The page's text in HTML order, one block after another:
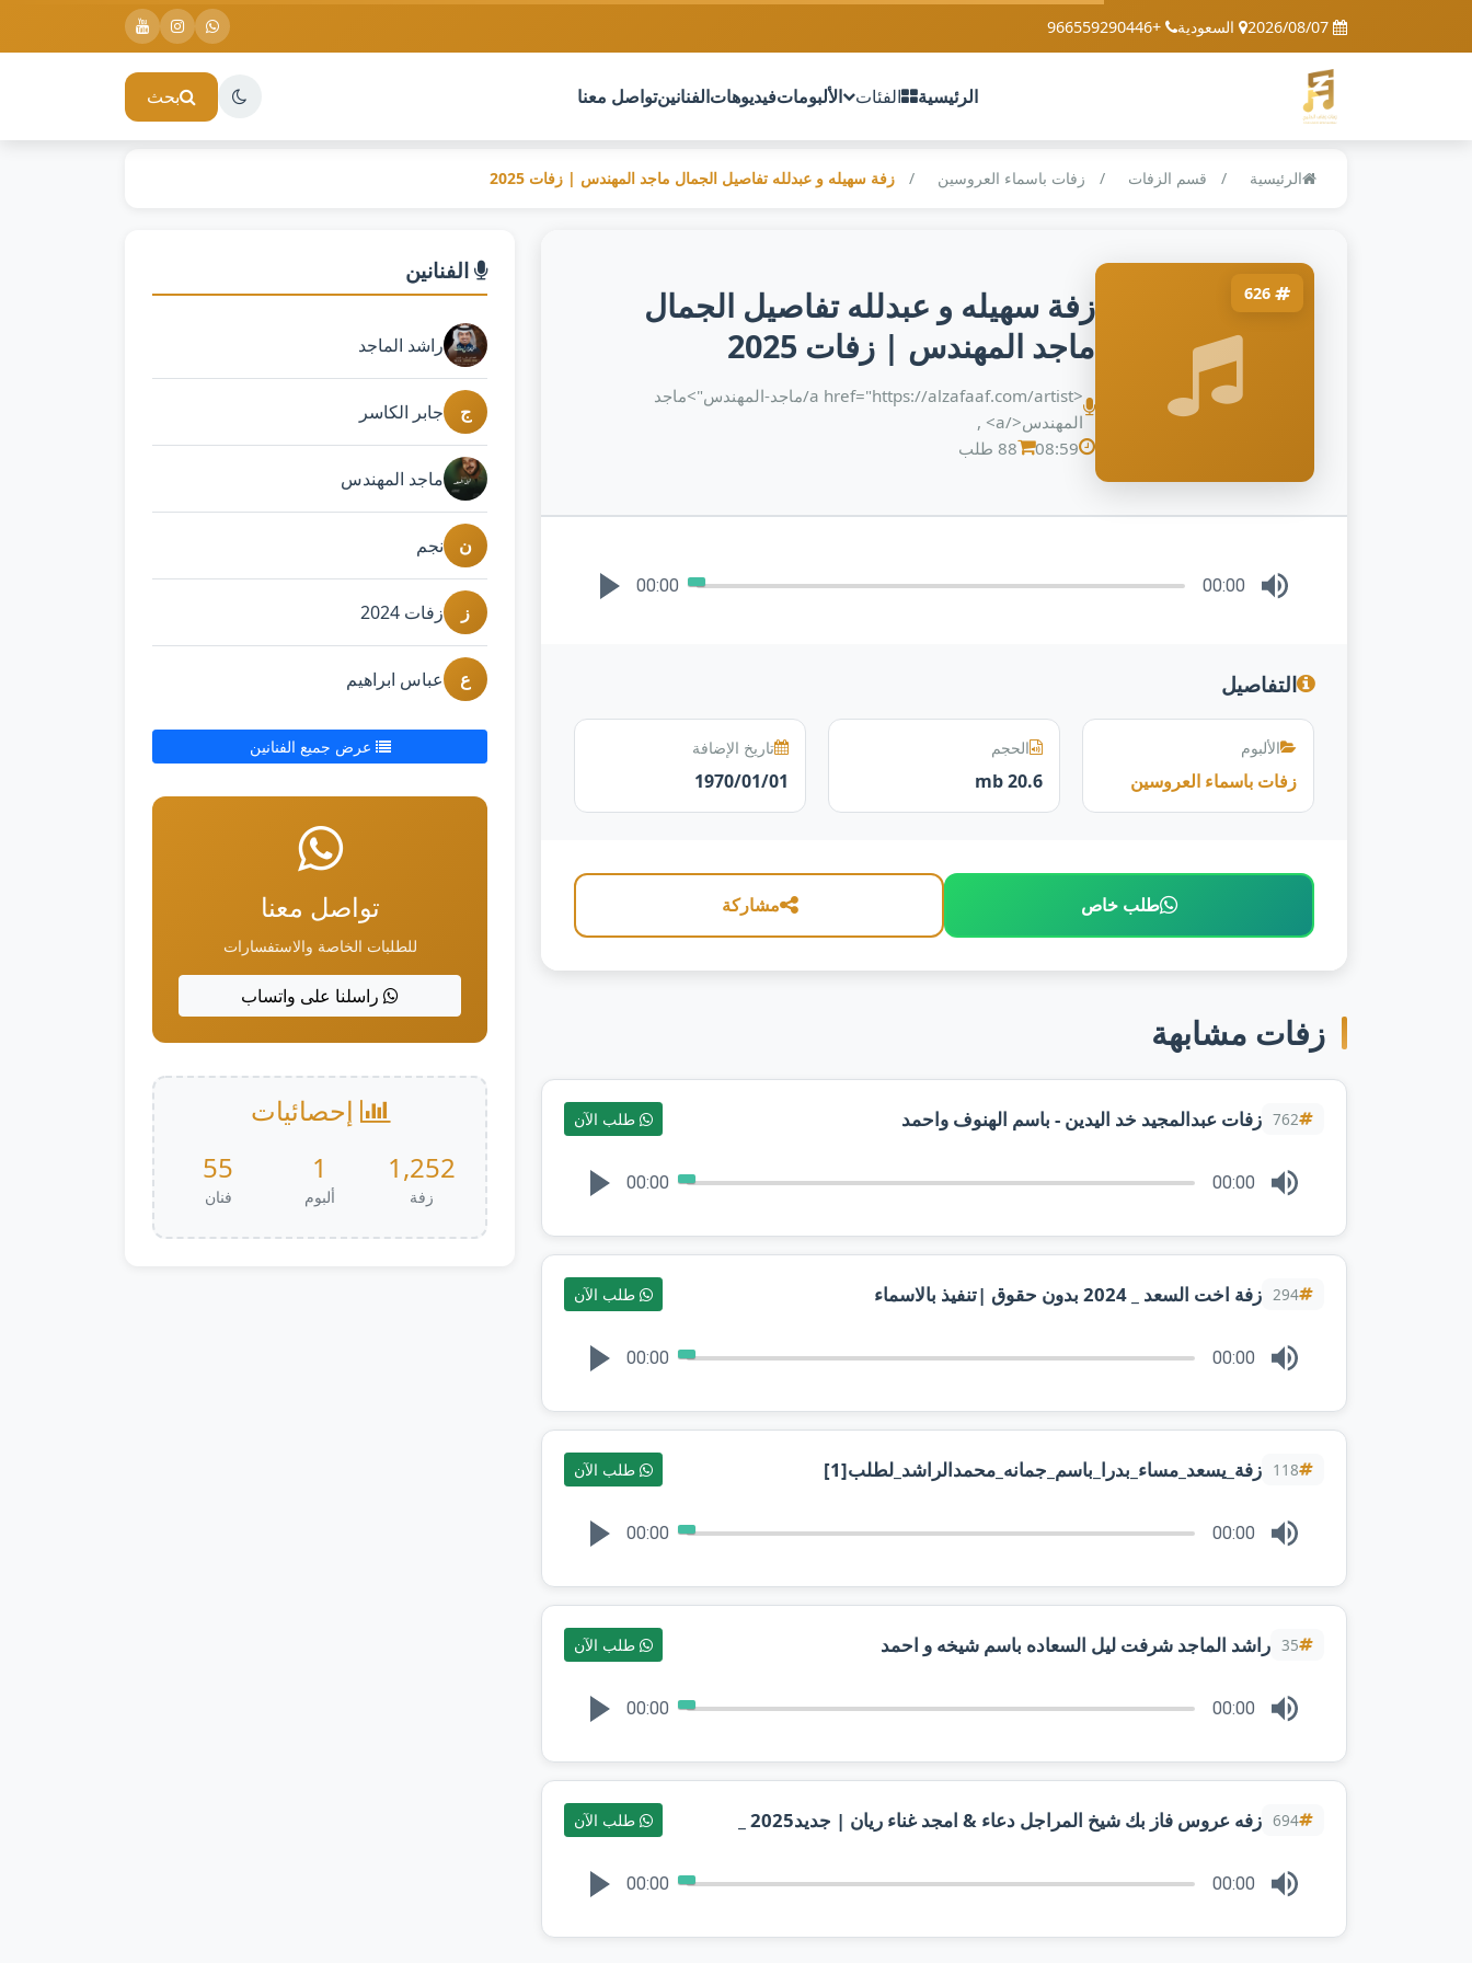
السعودية +966559290446
الرئيسية الفئات الألبوماتفيديوهاتالفنانينتواصل معنا بحث
الرئيسية قسم الزفات زفات باسماء العروسين زفة سهيله و عبدلله تفاصيل الجمال ماجد المهندس | زفات 2025
زفة سهيله و عبدلله تفاصيل الجمال
ماجد المهندس | زفات 2025
<a href="https://alzafaaf.com/artist/ماجد-المهندس">ماجد
المهندس</a> ,
08:59
88 طلب
00:00 00:00
التفاصيل
الألبوم
زفات باسماء العروسين
الحجم
20.6 mb
تاريخ الإضافة
1970/01/01
طلب خاص مشاركة
زفات مشابهة
762 زفات عبدالمجيد خد اليدين - باسم الهنوف واحمد طلب الآن
00:00 00:00
294 زفة اخت السعد _ 2024 بدون حقوق |تنفيذ بالاسماء طلب الآن
00:00 00:00
118 زفة_يسعد_مساء_بدرا_باسم_جمانه_محمدالراشد_لطلب[1] طلب الآن
00:00 00:00
35 راشد الماجد شرفت ليل السعاده باسم شيخه و احمد طلب الآن
00:00 00:00
694 زفه عروس فاز بك شيخ المراجل دعاء & امجد غناء ريان | جديد2025 _ طلب الآن
00:00 00:00
الفنانين
راشد الماجد
ج جابر الكاسر
ماجد المهندس
ن نجم
ز زفات 2024
ع عباس ابراهيم
عرض جميع الفنانين
تواصل معنا
للطلبات الخاصة والاستفسارات
راسلنا على واتساب
إحصائيات
1,252
زفة
1
ألبوم
55
فنان